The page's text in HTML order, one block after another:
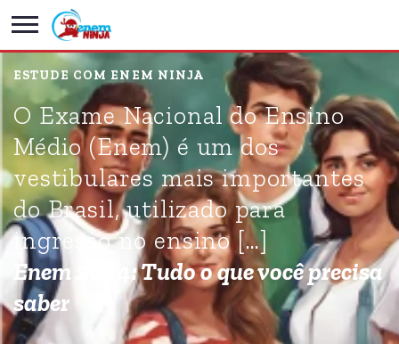
ESTUDE COM ENEM NINJA
O Exame Nacional do Ensino
Médio (Enem) é um dos
vestibulares mais importantes
do Brasil, utilizado para
ingresso no ensino […]
Enem 2024: Tudo o que você precisa
saber